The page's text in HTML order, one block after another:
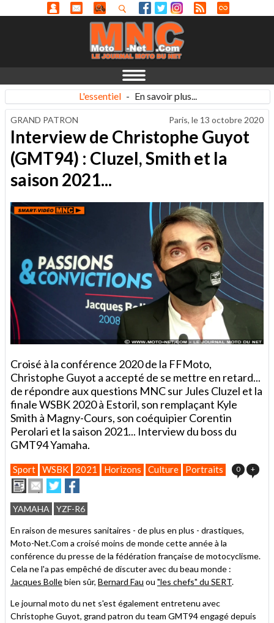
L'essentiel - En savoir plus...
GRAND PATRON Paris, le 13 octobre 2020
Interview de Christophe Guyot
(GMT94) : Cluzel, Smith et la
saison 2021...
Croisé à la conférence 2020 de la FFMoto,
Christophe Guyot a accepté de se mettre en retard...
de répondre aux questions MNC sur Jules Cluzel et la
finale WSBK 2020 à Estoril, son remplaçant Kyle
Smith à Magny-Cours, son coéquipier Corentin
Perolari et la saison 2021... Interview du boss du
GMT94 Yamaha.
Sport WSBK 2021 Horizons Culture Portraits 0 +
ImprimerEnvoyer
cet
article
à
un
ami
Partager
sur
Twitter
sur
Facebook
YAMAHA YZF-R6
En raison de mesures sanitaires - de plus en plus - drastiques,
Moto-Net.Com a croisé moins de monde cette année à la
conférence du presse de la fédération française de motocyclisme.
Cela ne l'a pas empêché de discuter avec du beau monde :
Jacques Bollebien sûr, Bernard Fau ou "les chefs" du SERT.
Le journal moto du net s'est également entretenu avec
Christophe Guyot, grand patron du team GMT94 engagé depuis